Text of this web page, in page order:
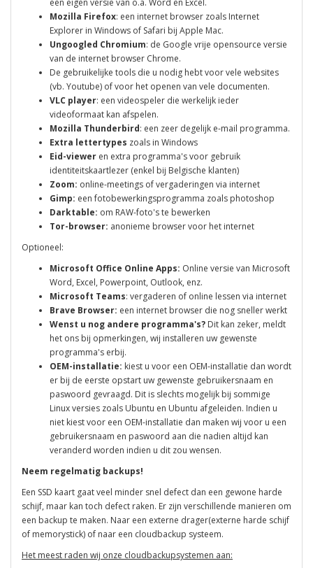
Mozilla Firefox: een internet browser zoals Internet
Explorer in Windows of Safari bij Apple Mac.
Ungoogled Chromium: de Google vrije opensource versie
van de internet browser Chrome.
De gebruikelijke tools die u nodig hebt voor vele websites
(vb. Youtube) of voor het openen van vele documenten.
VLC player: een videospeler die werkelijk ieder
videoformaat kan afspelen.
Mozilla Thunderbird: een zeer degelijk e-mail programma.
Extra lettertypes zoals in Windows
Eid-viewer en extra programma's voor gebruik
identiteitskaartlezer (enkel bij Belgische klanten)
Zoom: online-meetings of vergaderingen via internet
Gimp: een fotobewerkingsprogramma zoals photoshop
Darktable: om RAW-foto's te bewerken
Tor-browser: anonieme browser voor het internet
Optioneel:
Microsoft Office Online Apps: Online versie van Microsoft
Word, Excel, Powerpoint, Outlook, enz.
Microsoft Teams: vergaderen of online lessen via internet
Brave Browser: een internet browser die nog sneller werkt
Wenst u nog andere programma's? Dit kan zeker, meldt
het ons bij opmerkingen, wij installeren uw gewenste
programma's erbij.
OEM-installatie: kiest u voor een OEM-installatie dan wordt
er bij de eerste opstart uw gewenste gebruikersnaam en
paswoord gevraagd. Dit is slechts mogelijk bij sommige
Linux versies zoals Ubuntu en Ubuntu afgeleiden. Indien u
niet kiest voor een OEM-installatie dan maken wij voor u een
gebruikersnaam en paswoord aan die nadien altijd kan
veranderd worden indien u dit zou wensen.
Neem regelmatig backups!
Een SSD kaart gaat veel minder snel defect dan een gewone harde
schijf, maar kan toch defect raken. Er zijn verschillende manieren om
een backup te maken. Naar een externe drager(externe harde schijf
of memorystick) of naar een cloudbackup systeem.
Het meest raden wij onze cloudbackupsystemen aan: